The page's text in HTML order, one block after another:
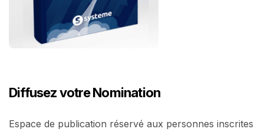
Diffusez votre Nomination
Espace de publication réservé aux personnes inscrites